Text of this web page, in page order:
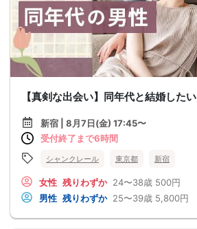
【真剣な出会い】同年代と結婚したい
新宿 | 8月7日(金) 17:45〜
受付終了まで6時間
シャンクレール 東京都 新宿
女性 残りわずか 24〜38歳 500円
男性 残りわずか 25〜39歳 5,800円